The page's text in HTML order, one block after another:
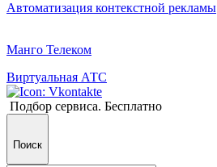
Автоматизация контекстной рекламы
Манго Телеком
Виртуальная АТС
Подбор сервиса. Бесплатно
Поиск